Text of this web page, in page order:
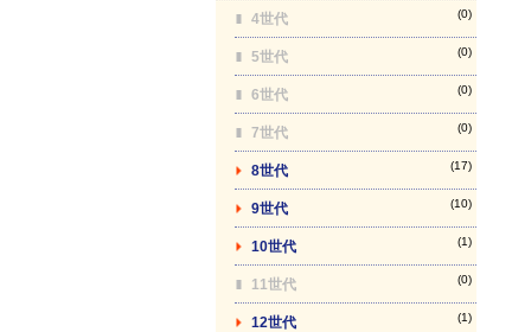
4世代 (0)
5世代 (0)
6世代 (0)
7世代 (0)
8世代 (17)
9世代 (10)
10世代 (1)
11世代 (0)
12世代 (1)